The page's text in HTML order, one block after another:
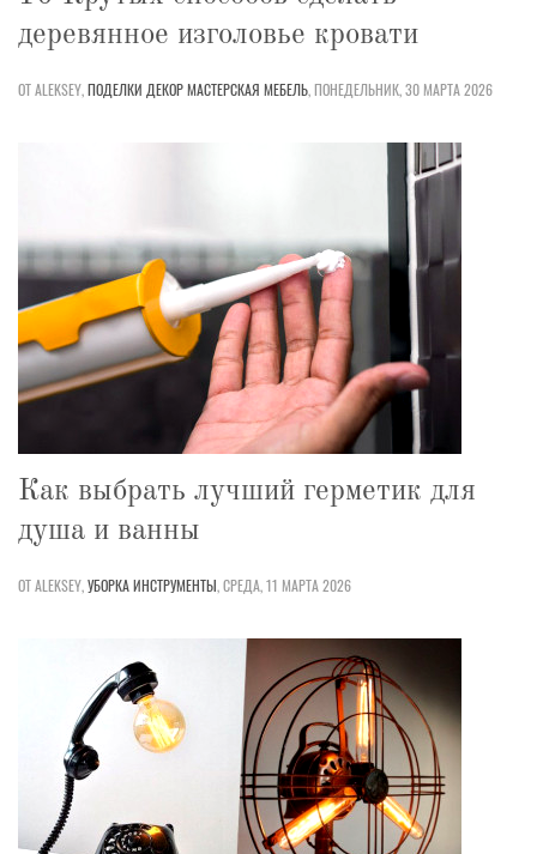
деревянное изголовье кровати
ОТ ALEKSEY,ПОДЕЛКИ ДЕКОРМАСТЕРСКАЯ МЕБЕЛЬ,ПОНЕДЕЛЬНИК, 30 МАРТА 2026
Как выбрать лучший герметик для
душа и ванны
ОТ ALEKSEY,УБОРКАИНСТРУМЕНТЫ,СРЕДА, 11 МАРТА 2026